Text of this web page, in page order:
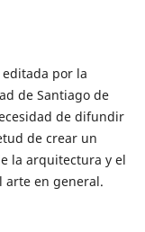
por la
de Santiago de
de difundir
de crear un
la arquitectura y el
arte en general.